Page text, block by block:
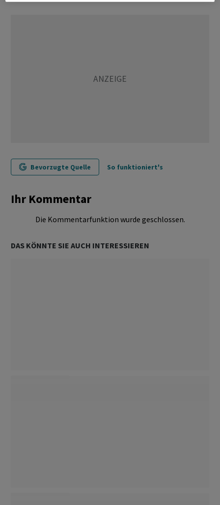
Bevorzugte Quelle So funktioniert's
Ihr Kommentar
Die Kommentarfunktion wurde geschlossen.
DAS KÖNNTE SIE AUCH INTERESSIEREN